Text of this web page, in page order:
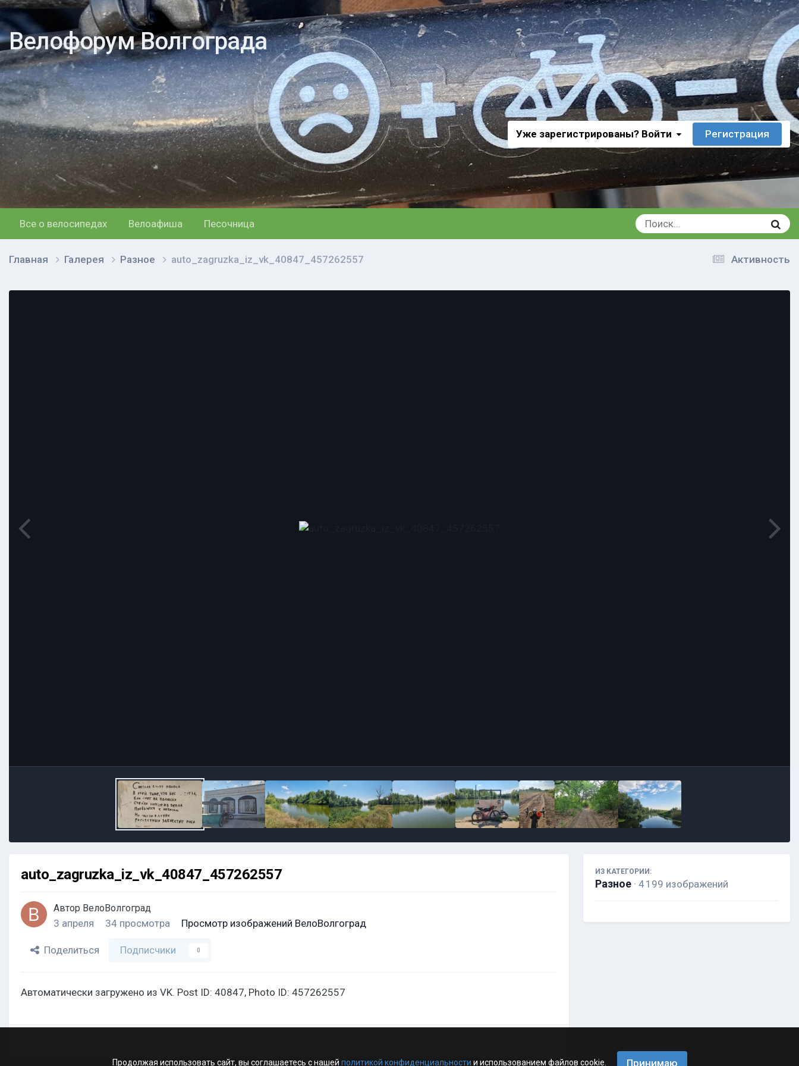
Велофорум Волгограда
Уже зарегистрированы? Войти Регистрация
Все о велосипедах Велоафиша Песочница
Активность
Главная Галерея Разное auto_zagruzka_iz_vk_40847_457262557
auto_zagruzka_iz_vk_40847_457262557
Автор ВелоВолгоград
3 апреля 34 просмотра Просмотр изображений ВелоВолгоград
Поделиться Подписчики 0
Автоматически загружено из VK. Post ID: 40847, Photo ID: 457262557
ИЗ КАТЕГОРИИ:
Разное · 4 199 изображений
Продолжая использовать сайт, вы соглашаетесь с нашей политикой конфиденциальности и использованием файлов cookie. Принимаю